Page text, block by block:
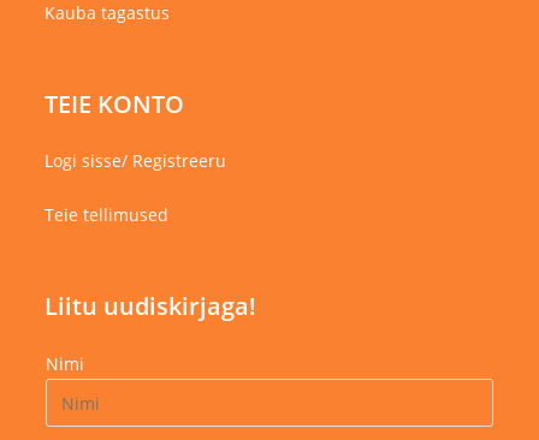
Kauba tagastus
TEIE KONTO
Logi sisse/ Registreeru
Teie tellimused
Liitu uudiskirjaga!
Nimi